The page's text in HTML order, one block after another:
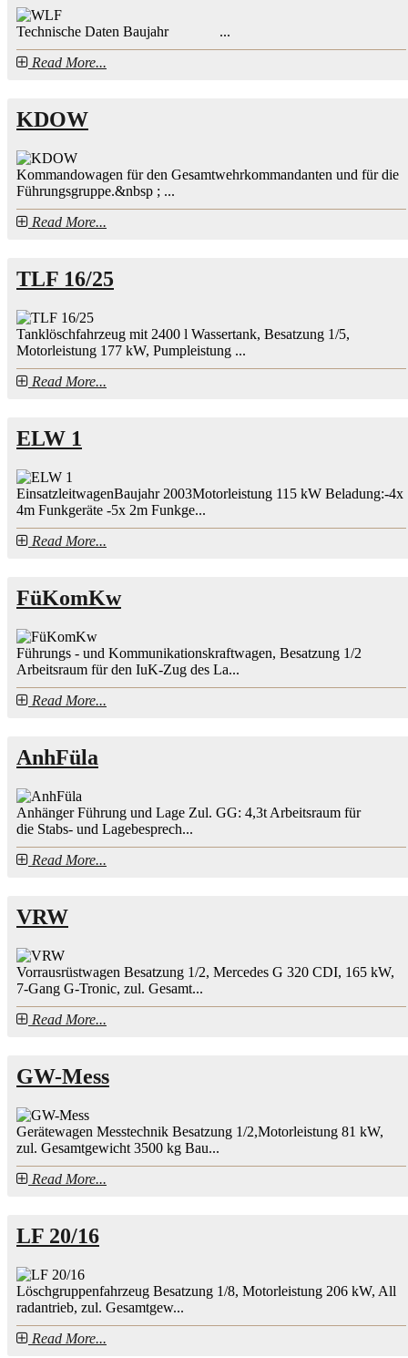
Technische Daten Baujahr ...
Read More...
KDOW
Kommandowagen für den Gesamtwehrkommandanten und für die
Führungsgruppe.&nbsp ; ...
Read More...
TLF 16/25
Tanklöschfahrzeug mit 2400 l Wassertank, Besatzung 1/5,
Motorleistung 177 kW, Pumpleistung ...
Read More...
ELW 1
EinsatzleitwagenBaujahr 2003Motorleistung 115 kW Beladung:-4x
4m Funkgeräte -5x 2m Funkge...
Read More...
FüKomKw
Führungs - und Kommunikationskraftwagen, Besatzung 1/2
Arbeitsraum für den IuK-Zug des La...
Read More...
AnhFüla
Anhänger Führung und Lage Zul. GG: 4,3t Arbeitsraum für
die Stabs- und Lagebesprech...
Read More...
VRW
Vorrausrüstwagen Besatzung 1/2, Mercedes G 320 CDI, 165 kW,
7-Gang G-Tronic, zul. Gesamt...
Read More...
GW-Mess
Gerätewagen Messtechnik Besatzung 1/2,Motorleistung 81 kW,
zul. Gesamtgewicht 3500 kg Bau...
Read More...
LF 20/16
Löschgruppenfahrzeug Besatzung 1/8, Motorleistung 206 kW, All
radantrieb, zul. Gesamtgew...
Read More...